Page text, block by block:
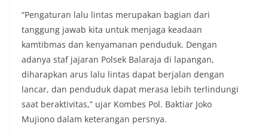
“Pengaturan lalu lintas merupakan bagian dari
tanggung jawab kita untuk menjaga keadaan
kamtibmas dan kenyamanan penduduk. Dengan
adanya staf jajaran Polsek Balaraja di lapangan,
diharapkan arus lalu lintas dapat berjalan dengan
lancar, dan penduduk dapat merasa lebih terlindungi
saat beraktivitas,” ujar Kombes Pol. Baktiar Joko
Mujiono dalam keterangan persnya.